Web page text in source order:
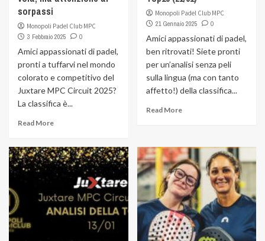
sorpassi
Monopoli Padel Club MPC
3 Febbraio 2025
0
Amici appassionati di padel,
pronti a tuffarvi nel mondo
colorato e competitivo del
Juxtare MPC Circuit 2025?
La classifica è...
Read More
Monopoli Padel Club MPC
21 Gennaio 2025
0
Amici appassionati di padel,
ben ritrovati! Siete pronti
per un’analisi senza peli
sulla lingua (ma con tanto
affetto!) della classifica...
Read More